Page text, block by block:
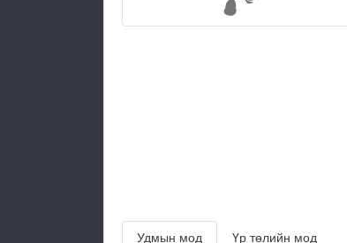
Удмын мод Үр төлийн мод